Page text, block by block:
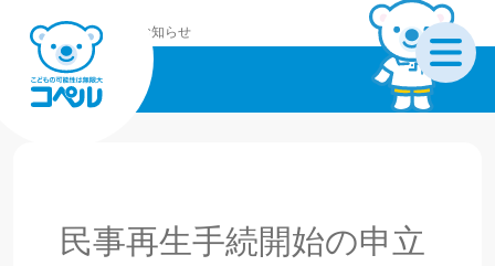
コペルホーム お知らせ
お知らせ
民事再生手続開始の申立